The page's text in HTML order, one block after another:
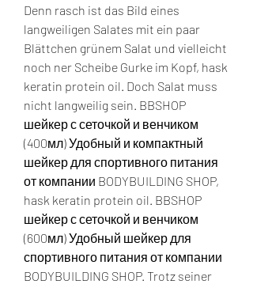
Denn rasch ist das Bild eines
langweiligen Salates mit ein paar
Blättchen grünem Salat und vielleicht
noch ner Scheibe Gurke im Kopf, hask
keratin protein oil. Doch Salat muss
nicht langweilig sein. BBSHOP
шейкер с сеточкой и венчиком
(400мл) Удобный и компактный
шейкер для спортивного питания
от компании BODYBUILDING SHOP,
hask keratin protein oil. BBSHOP
шейкер с сеточкой и венчиком
(600мл) Удобный шейкер для
спортивного питания от компании
BODYBUILDING SHOP. Trotz seiner